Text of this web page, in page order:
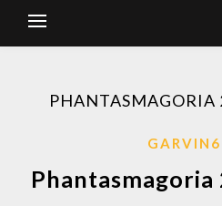
PHANTASMAGORIA
Phantasmagoria